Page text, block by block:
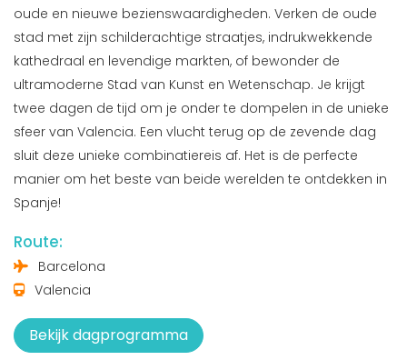
oude en nieuwe bezienswaardigheden. Verken de oude
stad met zijn schilderachtige straatjes, indrukwekkende
kathedraal en levendige markten, of bewonder de
ultramoderne Stad van Kunst en Wetenschap. Je krijgt
twee dagen de tijd om je onder te dompelen in de unieke
sfeer van Valencia. Een vlucht terug op de zevende dag
sluit deze unieke combinatiereis af. Het is de perfecte
manier om het beste van beide werelden te ontdekken in
Spanje!
Route:
Barcelona
Valencia
Bekijk dagprogramma